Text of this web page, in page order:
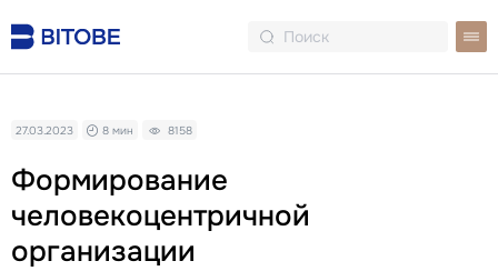
Формирование
человекоцентричной
организации
27.03.2023 8 мин 8158